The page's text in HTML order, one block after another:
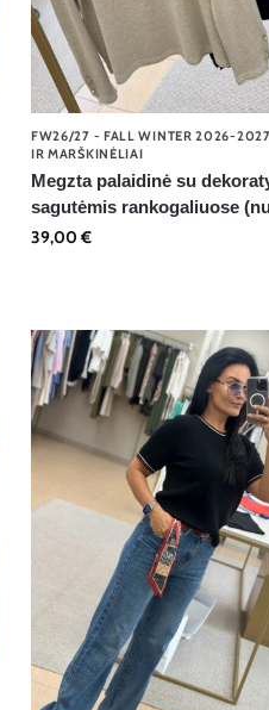
FW26/27 - FALL WINTER 2026-2027
IR MARŠKINĖLIAI
Megzta palaidinė su
sagutėmis rankogaliuose
39,00 €